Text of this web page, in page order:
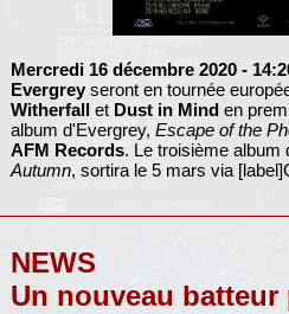
Mercredi 16 décembre 2020 -
Evergreyseront en tournée
Witherfallet Dust in Minden
album d'Evergrey, Escape of the
AFM Records. Le troisième album
Autumn, sortira le 5 mars via
NEWS
Un nouveau